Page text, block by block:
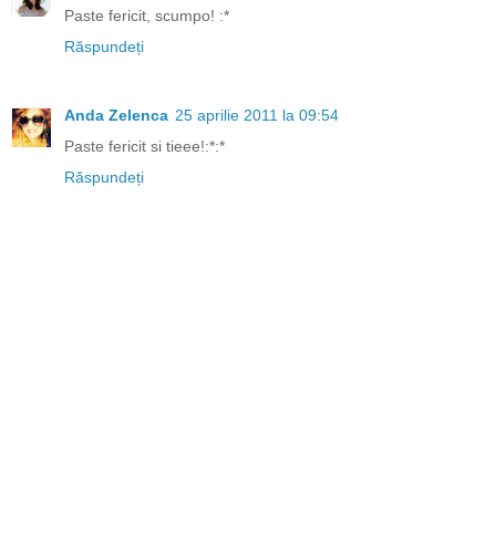
Paste fericit, scumpo! :*
Răspundeți
Anda Zelenca 25 aprilie 2011 la 09:54
Paste fericit si tieee!:*:*
Răspundeți